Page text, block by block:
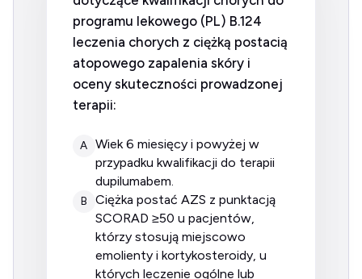
programu lekowego (PL) B.124
leczenia chorych z ciężką postacią
atopowego zapalenia skóry i
oceny skuteczności prowadzonej
terapii:
A
wiek 6 miesięcy i powyżej w
przypadku kwalifikacji do terapii
dupilumabem.
B
ciężka postać AZS z punktacją
SCORAD ≥50 u pacjentów,
którzy stosują miejscowo
emolienty i kortykosteroidy, u
których leczenie ogólne lub